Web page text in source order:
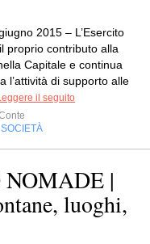
2015 – L’Esercito
proprio contributo alla
Capitale e continua
l’attività di supporto alle
il seguito
SOCIETÀ
NOMADE |
luoghi,